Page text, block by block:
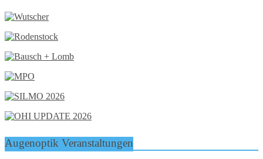
Augenoptik Veranstaltungen